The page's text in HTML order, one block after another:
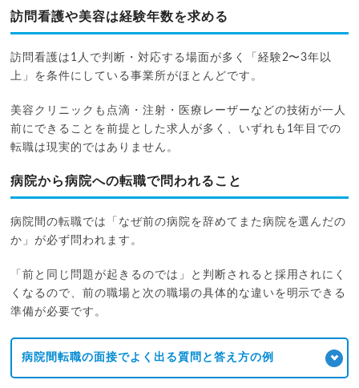
訪問看護や美容は経験年数を求める
訪問看護は1人で判断・対応する場面が多く「経験2〜3年以
上」を条件にしている事業所がほとんどです。
美容クリニックも点滴・注射・医療レーザーなどの技術が一人
前にできることを前提とした求人が多く、いずれも1年目での
転職は現実的ではありません。
病院から病院への転職で問われること
病院間の転職では「なぜ前の病院を辞めてまた病院を選んだの
か」が必ず問われます。
「前と同じ問題が起きるのでは」と判断されると採用されにく
くなるので、前の職場と次の職場の具体的な違いを明示できる
準備が必要です。
病院間転職の面接でよく出る質問と答え方の例